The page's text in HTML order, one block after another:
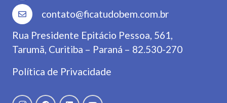
contato@ficatudobem.com.br
Rua Presidente Epitácio Pessoa, 561,
Tarumã, Curitiba – Paraná – 82.530-270
Política de Privacidade